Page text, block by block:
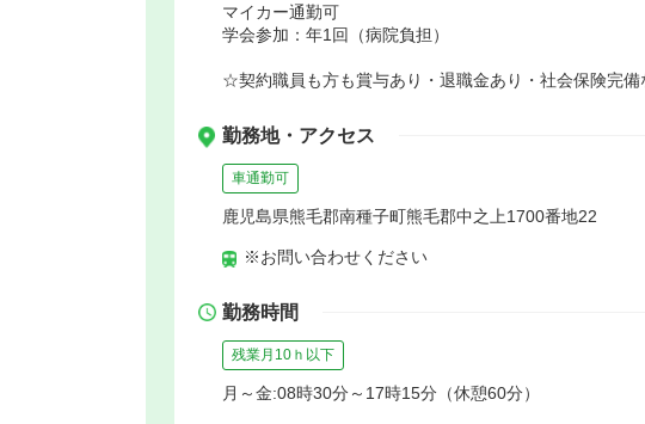
マイカー通勤可
学会参加：年1回（病院負担）
☆契約職員も方も賞与あり・退職金あり・社会保険完
勤務地・アクセス
車通勤可
鹿児島県熊毛郡南種子町熊毛郡中之上1700番地22
※お問い合わせください
勤務時間
残業月10ｈ以下
月～金:08時30分～17時15分（休憩60分）